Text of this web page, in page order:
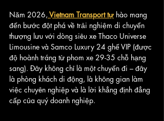
Năm 2026, Vietnam Transport tự hào mang
đến bước đột phá về trải nghiệm di chuyển
thượng lưu với dòng siêu xe Thaco Universe
Limousine và Samco Luxury 24 ghế VIP (được
độ hoành tráng từ phom xe 29-35 chỗ hạng
sang). Đây không chỉ là một chuyến đi – đây
là phòng khách di động, là không gian làm
việc chuyên nghiệp và là lời khẳng định đẳng
cấp của quý doanh nghiệp.